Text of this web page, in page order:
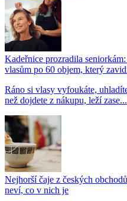
Kadeřnice prozradila
vlasům po 60 objem, který
Ráno si vlasy vyfoukáte,
než dojdete z nákupu, leží zase...
Nejhorší čaje z českých
neví, co v nich je